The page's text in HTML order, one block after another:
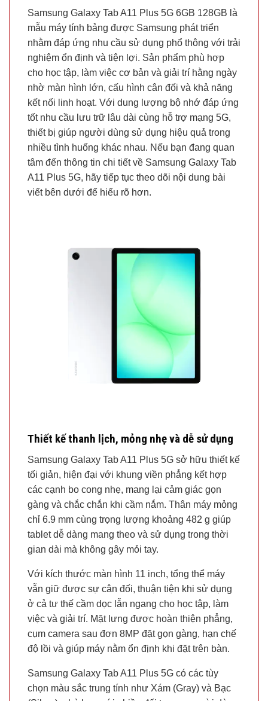
Samsung Galaxy Tab A11 Plus 5G 6GB 128GB là
mẫu máy tính bảng được Samsung phát triển
nhằm đáp ứng nhu cầu sử dụng phổ thông với trải
nghiệm ổn định và tiện lợi. Sản phẩm phù hợp
cho học tập, làm việc cơ bản và giải trí hằng ngày
nhờ màn hình lớn, cấu hình cân đối và khả năng
kết nối linh hoạt. Với dung lượng bộ nhớ đáp ứng
tốt nhu cầu lưu trữ lâu dài cùng hỗ trợ mạng 5G,
thiết bị giúp người dùng sử dụng hiệu quả trong
nhiều tình huống khác nhau. Nếu bạn đang quan
tâm đến thông tin chi tiết về Samsung Galaxy Tab
A11 Plus 5G, hãy tiếp tục theo dõi nội dung bài
viết bên dưới để hiểu rõ hơn.
Thiết kế thanh lịch, mỏng nhẹ và dễ sử dụng
Samsung Galaxy Tab A11 Plus 5G sở hữu thiết kế
tối giản, hiện đại với khung viền phẳng kết hợp
các cạnh bo cong nhẹ, mang lại cảm giác gọn
gàng và chắc chắn khi cầm nắm. Thân máy mỏng
chỉ 6.9 mm cùng trọng lượng khoảng 482 g giúp
tablet dễ dàng mang theo và sử dụng trong thời
gian dài mà không gây mỏi tay.
Với kích thước màn hình 11 inch, tổng thể máy
vẫn giữ được sự cân đối, thuận tiện khi sử dụng
ở cả tư thế cầm dọc lẫn ngang cho học tập, làm
việc và giải trí. Mặt lưng được hoàn thiện phẳng,
cụm camera sau đơn 8MP đặt gọn gàng, hạn chế
độ lồi và giúp máy nằm ổn định khi đặt trên bàn.
Samsung Galaxy Tab A11 Plus 5G có các tùy
chọn màu sắc trung tính như Xám (Gray) và Bạc